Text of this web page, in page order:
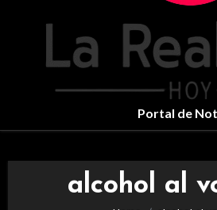
Portal de
alcohol al